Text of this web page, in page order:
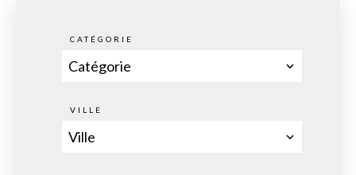
CATÉGORIE
Catégorie
VILLE
Ville